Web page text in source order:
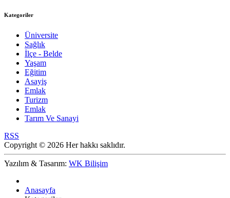
Kategoriler
Üniversite
Sağlık
İlçe - Belde
Yaşam
Eğitim
Asayiş
Emlak
Turizm
Emlak
Tarım Ve Sanayi
RSS
Copyright © 2026 Her hakkı saklıdır.
Yazılım & Tasarım: WK Bilişim
Anasayfa